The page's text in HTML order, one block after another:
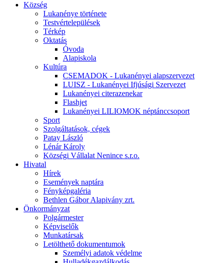
Község
Lukanénye története
Testvértelepülések
Térkép
Oktatás
Óvoda
Alapiskola
Kultúra
CSEMADOK - Lukanényei alapszervezet
LUISZ - Lukanényei Ifjúsági Szervezet
Lukanényei citerazenekar
Flashjet
Lukanényei LILIOMOK néptánccsoport
Sport
Szolgáltatások, cégek
Patay László
Lénár Károly
Községi Vállalat Nenince s.r.o.
Hivatal
Hírek
Események naptára
Fényképgaléria
Bethlen Gábor Alapivány zrt.
Önkormányzat
Polgármester
Képviselők
Munkatársak
Letölthető dokumentumok
Személyi adatok védelme